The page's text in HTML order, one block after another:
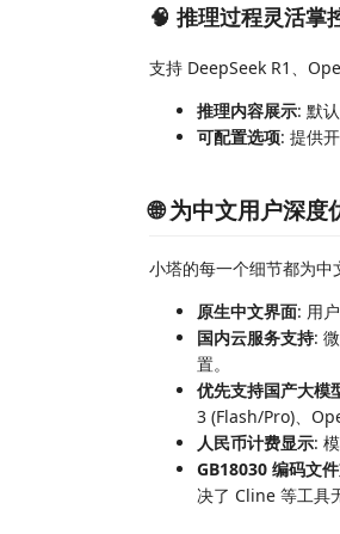
🧠 推理过程灵活掌
支持 DeepSeek R1、
推理内容展示: 默
可配置选项: 提供
🌐 为中文用户深度
小塔的每一个细节都为中
原生中文界面: 用
国内云服务支持:
置。
优先支持国产大模
3 (Flash/Pro)、
人民币计费显示:
GB18030 编码文
决了 Cline 等工具